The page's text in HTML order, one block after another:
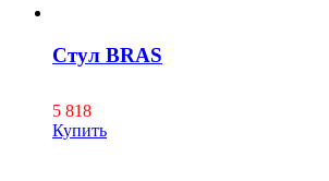
Стул BRAS
5 818
Купить